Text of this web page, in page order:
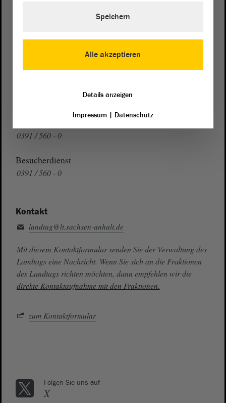
Auf Google Maps
Telefon und Fax
0391 / 560 - 1123
Presse- und Öffentlichkeitsarbeit
0391 / 560 - 0
Besucherdienst
0391 / 560 - 0
Kontakt
landtag@lt.sachsen-anhalt.de
Mit diesem Kontaktformular senden Sie der Verwaltung des
Landtags eine Nachricht. Wenn Sie sich an die Fraktionen
des Landtags richten möchten, dann empfehlen wir die
direkte Kontaktaufnahme mit den Fraktionen.
zum Kontaktformular
Folgen Sie uns auf
X
Alle akzeptieren
Speichern
Details anzeigen
Impressum| Datenschutz